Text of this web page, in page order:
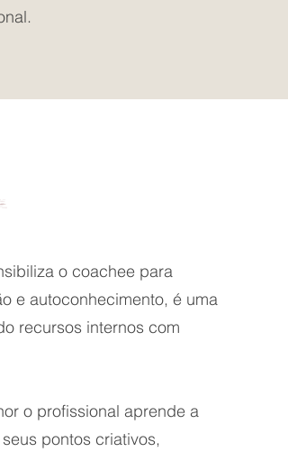
o coachee para
e autoconhecimento, é uma
recursos internos com
o profissional aprende a
pontos criativos,